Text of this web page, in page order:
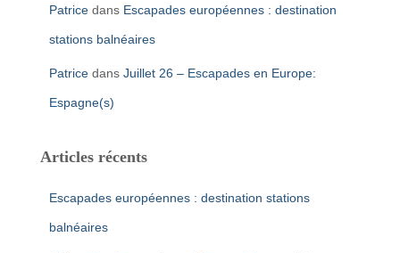
Patrice dans Escapades européennes : destination
stations balnéaires
Patrice dans Juillet 26 – Escapades en Europe:
Espagne(s)
Articles récents
Escapades européennes : destination stations
balnéaires